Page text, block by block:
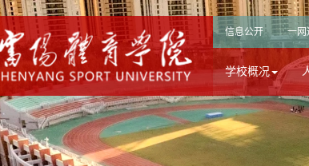
信息公开 一网
学校概况